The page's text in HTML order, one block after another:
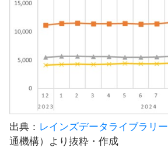
出典： レインズデータライブラリー
通機構）より抜粋・作成